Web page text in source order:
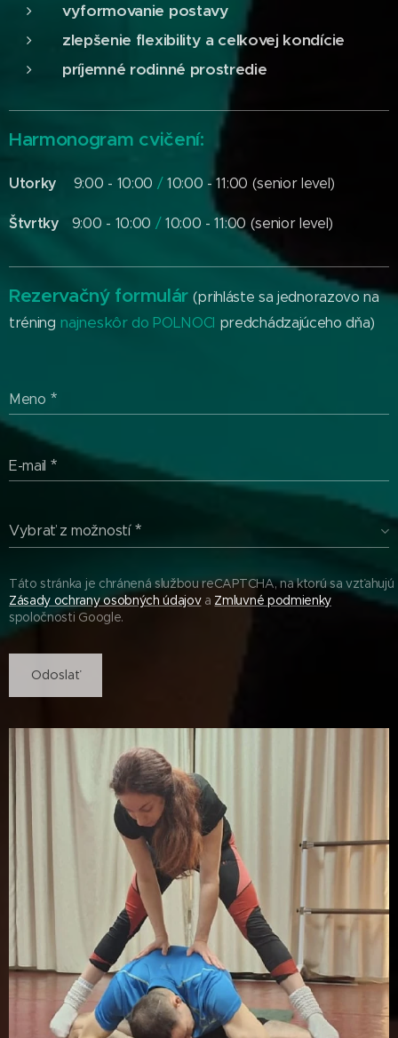
vyformovanie postavy
zlepšenie flexibility a celkovej kondície
príjemné rodinné prostredie
Harmonogram cvičení:
Utorky 9:00 - 10:00 /10:00 - 11:00 (senior level)
Štvrtky 9:00 - 10:00 /10:00 - 11:00 (senior level)
Rezervačný formulár(prihláste sa jednorazovo na
tréning najneskôrdo POLNOCI predchádzajúceho dňa)
Meno
E-mail
Vybrať z možností
Táto stránka je chránená službou reCAPTCHA, na ktorú sa vzťahujú
Zásady ochrany osobných údajova Zmluvné podmienky
spoločnosti Google.
Odoslať